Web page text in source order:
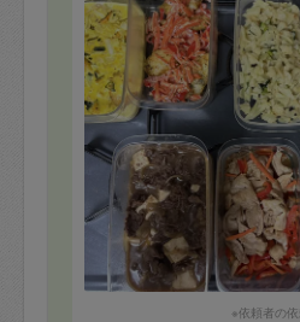
※依頼者の